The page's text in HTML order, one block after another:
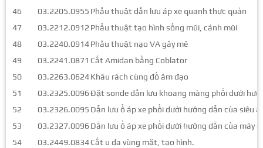
46
03.2205.0955 Phẫu thuật dẫn lưu áp xe quanh thực quản
47
03.2212.0912 Phẫu thuật tạo hình sống mũi, cánh mũi
48
03.2240.0914Phẫu thuật nạo VA gây mê
49
03.2241.0871 Cắt Amidan bằng Coblator
50
03.2263.0624Khâu rách cùng đồ âm đạo
51
03.2325.0096Đặt sonde dẫn lưu khoang màng phổi dưới
52
03.2326.0095 Dẫn lưu ổ áp xe phổi dưới hướng dẫn của siêu
53
03.2327.0096 Dẫn lưu ổ áp xe phổi dưới hướng dẫn của máy
54
03.2449.0834Cắt u da vùng mặt, tạo hình.